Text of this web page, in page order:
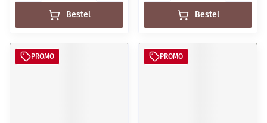
Bestel Bestel
PROMO PROMO